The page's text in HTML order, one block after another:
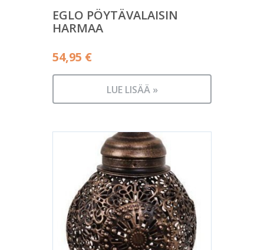
EGLO PÖYTÄVALAISIN
HARMAA
54,95 €
LUE LISÄÄ »